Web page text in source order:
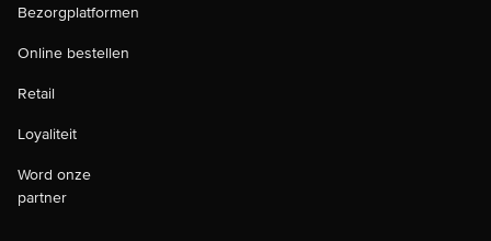
Bezorgplatformen
Online bestellen
Retail
Loyaliteit
Word onze
partner